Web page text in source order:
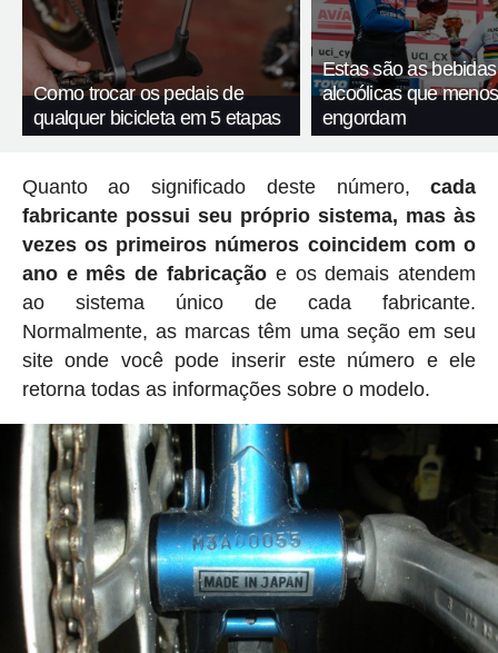
Como trocar os pedais de
qualquer bicicleta em 5 etapas
Estas são as bebidas
alcoólicas que menos
engordam
Quanto ao significado deste número,cada
fabricante possui seu próprio sistema, mas às
vezes os primeiros números coincidem com o
ano e mês de fabricaçãoe os demais atendem
ao sistema único de cada fabricante.
Normalmente, as marcas têm uma seção em seu
site onde você pode inserir este número e ele
retorna todas as informações sobre o modelo.